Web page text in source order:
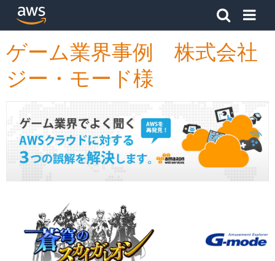
アマゾン ウェブ サービスのホームページに戻るには、こ
ゲーム業界事例 株式会社
ジー・モード様